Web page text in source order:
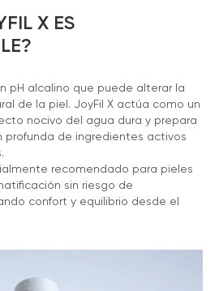
X ES
pH alcalino que puede alterar la
de la piel. JoyFil X actúa como un
nocivo del agua dura y prepara
profunda de ingredientes activos
recomendado para pieles
sin riesgo de
confort y equilibrio desde el